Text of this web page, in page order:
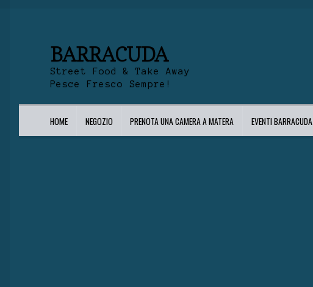
BARRACUDA
Street Food & Take Away
Pesce Fresco Sempre!
HOME NEGOZIO PRENOTA UNA CAMERA A MATERA EVENTI BARRACUDA